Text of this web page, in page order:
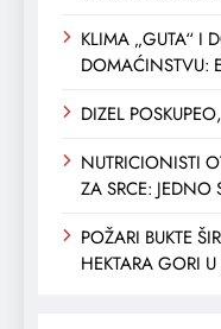
KLIMA „GUTA“ I
DOMAĆINSTVU:
DIZEL
NUTRICIONISTI
ZA SRCE: JEDNO
POŽARI BUKTE
HEKTARA GORI U